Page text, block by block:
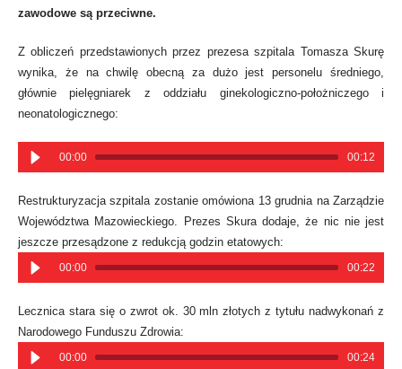
zawodowe są przeciwne.
Z obliczeń przedstawionych przez prezesa szpitala Tomasza Skurę
wynika, że na chwilę obecną za dużo jest personelu średniego,
głównie pielęgniarek z oddziału ginekologiczno-położniczego i
neonatologicznego:
00:00 00:12
Restrukturyzacja szpitala zostanie omówiona 13 grudnia na Zarządzie
Województwa Mazowieckiego. Prezes Skura dodaje, że nic nie jest
jeszcze przesądzone z redukcją godzin etatowych:
00:00 00:22
Lecznica stara się o zwrot ok. 30 mln złotych z tytułu nadwykonań z
Narodowego Funduszu Zdrowia:
00:00 00:24